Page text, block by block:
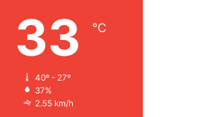
33 ℃
40º - 27º
37%
2.55 km/h